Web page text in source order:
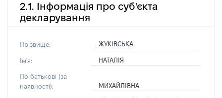
2.1. Інформація про суб'єкта
декларування
Прізвище: ЖУКІВСЬКА
Ім'я: НАТАЛІЯ
По батькові (за
наявності):
МИХАЙЛІВНА